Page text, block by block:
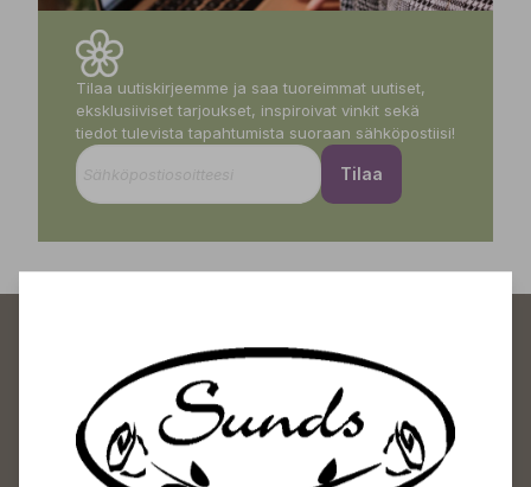
Tilaa uutiskirjeemme ja saa tuoreimmat uutiset,
eksklusiiviset tarjoukset, inspiroivat vinkit sekä
tiedot tulevista tapahtumista suoraan sähköpostiisi!
Tilaa
Sundin Puutarhakeskus